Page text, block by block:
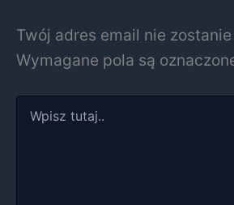
Twój adres email nie
Wymagane pola są
tutaj..